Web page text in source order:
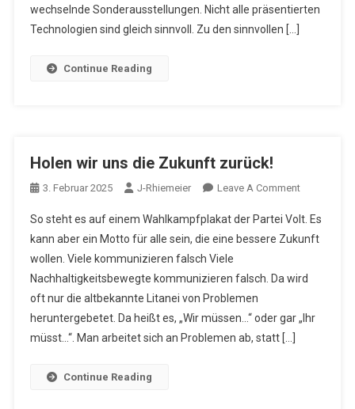
wechselnde Sonderausstellungen. Nicht alle präsentierten
Technologien sind gleich sinnvoll. Zu den sinnvollen […]
Continue Reading
Holen wir uns die Zukunft zurück!
3. Februar 2025 J-Rhiemeier Leave A CommentOn
Wir
Uns
Zukunft
So steht es auf einem Wahlkampfplakat der Partei Volt. Es
kann aber ein Motto für alle sein, die eine bessere Zukunft
wollen. Viele kommunizieren falsch Viele
Nachhaltigkeitsbewegte kommunizieren falsch. Da wird
oft nur die altbekannte Litanei von Problemen
heruntergebetet. Da heißt es, „Wir müssen…“ oder gar „Ihr
müsst…“. Man arbeitet sich an Problemen ab, statt […]
Continue Reading